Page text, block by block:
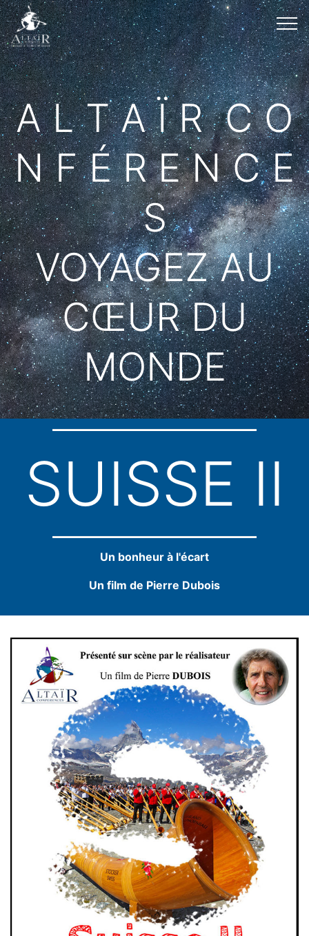
A L T A Ï R C O
N F É R E N C E
S
VOYAGEZ AU
CŒUR DU
MONDE
SUISSE II
Un bonheur à l'écart
Un film de Pierre Dubois